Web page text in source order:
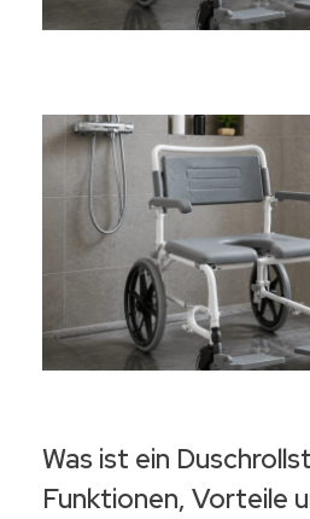
Was ist ein
Funktionen, Vorteile